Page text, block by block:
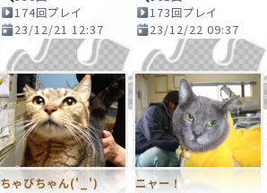
174回プレイ
23/12/21 12:37
173回プレイ
23/12/22 09:37
ちゃびちゃん('_')
ニャー！